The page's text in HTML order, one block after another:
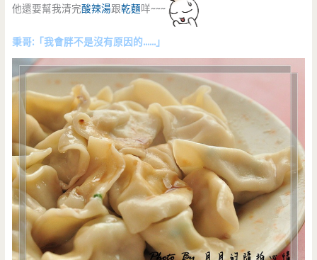
他還要幫我清完酸辣湯跟乾麵咩~~~
秉哥:「我會胖不是沒有原因的……」